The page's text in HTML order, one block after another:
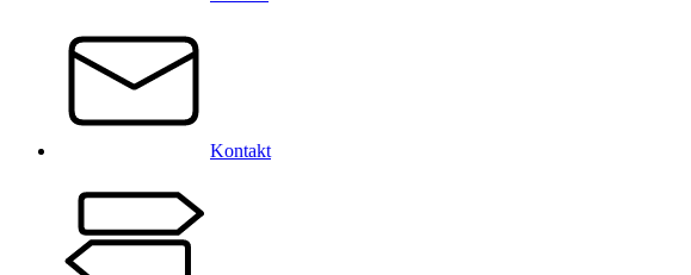
Kontakt